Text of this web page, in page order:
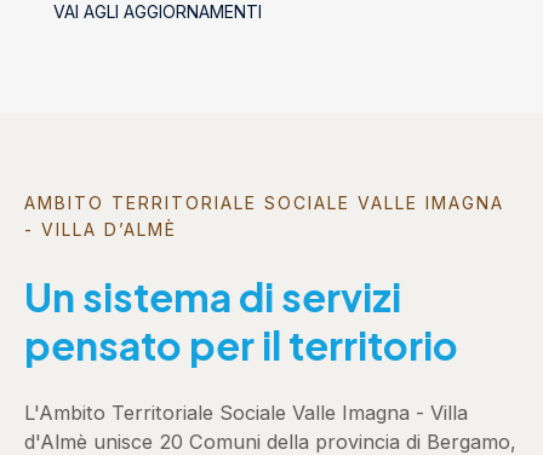
VAI AGLI AGGIORNAMENTI
AMBITO TERRITORIALE SOCIALE VALLE IMAGNA
- VILLA D’ALMÈ
Un sistema di servizi
pensato per il territorio
L'Ambito Territoriale Sociale Valle Imagna - Villa
d'Almè unisce 20 Comuni della provincia di Bergamo,